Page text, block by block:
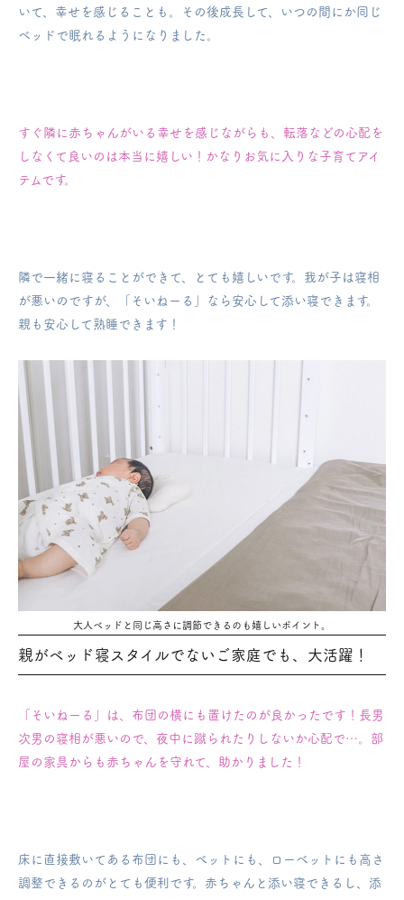
いて、幸せを感じることも。
その後成長して、いつの間にか同じ
ベッドで眠れるようになりました。
すぐ隣に赤ちゃんがいる幸せを感じながらも、転落などの心配を
しなくて良いのは本当に嬉しい！ かなりお気に入りな子育てアイ
テムです。
隣で一緒に寝ることができて、とても嬉しいです。我が子は寝相
が悪いのですが、「そいねーる」なら安心して添い寝できます。
親も安心して熟睡できます！
大人ベッドと同じ高さに調節できるのも嬉しいポイント。
親がベッド寝スタイルでないご家庭でも、大活躍！
「そいねーる」は、布団の横にも置けたのが良かったです！ 長男
次男の寝相が悪いので、夜中に蹴られたりしないか心配で…。部
屋の家具からも赤ちゃんを守れて、助かりました！
床に直接敷いてある布団にも、ベットにも、ローベットにも高さ
調整できるのがとても便利です。 赤ちゃんと添い寝できるし、添